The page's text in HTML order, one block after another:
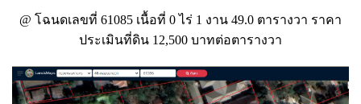
@ โฉนดเลขที่ 61085 เนื้อที่ 0 ไร่ 1 งาน 49.0 ตารางวา ราคา
ประเมินที่ดิน 12,500 บาทต่อตารางวา